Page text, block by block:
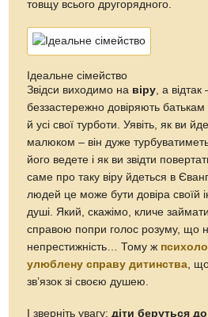
товщу всього другорядного.
Ідеальне сімейство
Звідси виходимо на віру, а відтак
беззастережно довіряють
й усі свої турботи. Уявіть, як ви
малюком – він дуже
його ведете і як ви звідти
саме про таку віру йдеться в
людей це може бути довіра своїй
душі. Який, скажімо, кличе
справою попри голос розуму, що
непрестижність… Тому ж
улюблену справу дитинства,
зв’язок зі своєю душею.
І зверніть увагу:діти беруться